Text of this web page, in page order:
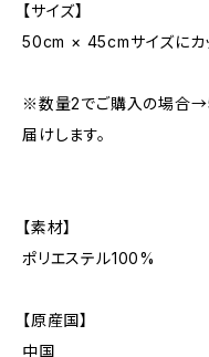
【サイズ】
50cm × 45cmサイズにカ
※数量2でご購入の場合
届けします。
【素材】
ポリエステル100%
【原産国】
中国